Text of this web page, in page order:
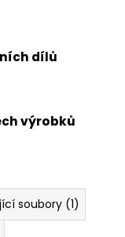
dílů
výrobků
soubory (1)